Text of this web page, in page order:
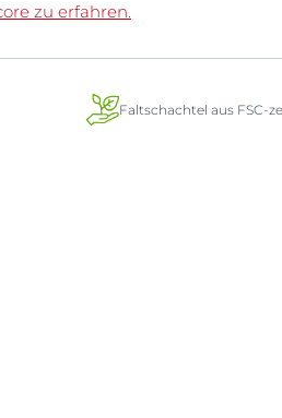
zu erfahren.
Faltschachtel aus FSC-